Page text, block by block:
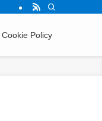
Cookie Policy